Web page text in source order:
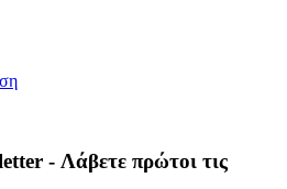
- Λάβετε πρώτοι τις